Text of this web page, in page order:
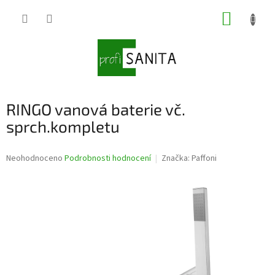
RINGO vanová baterie vč.
sprch.kompletu
Průměrné
Neohodnoceno Podrobnosti hodnocení Značka: Paffoni